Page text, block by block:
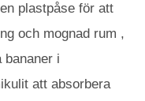
plastpåse för att
och mognad rum ,
i
att absorbera